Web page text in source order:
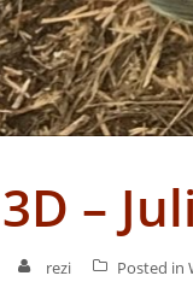
–
rezi Posted in